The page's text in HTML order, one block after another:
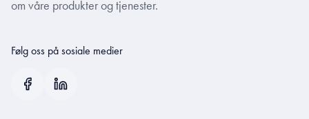
om våre produkter og tjenester.
Følg oss på sosiale medier